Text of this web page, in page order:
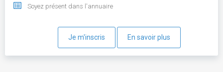
Soyez présent dans l'annuaire
Je m'inscris En savoir plus